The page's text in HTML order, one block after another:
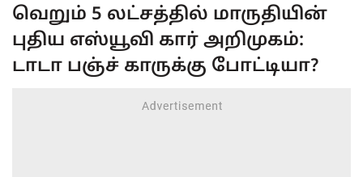
வெறும் 5 லட்சத்தில் மாருதியின்
புதிய எஸ்யூவி கார் அறிமுகம்:
டாடா பஞ்ச் காருக்கு போட்டியா?